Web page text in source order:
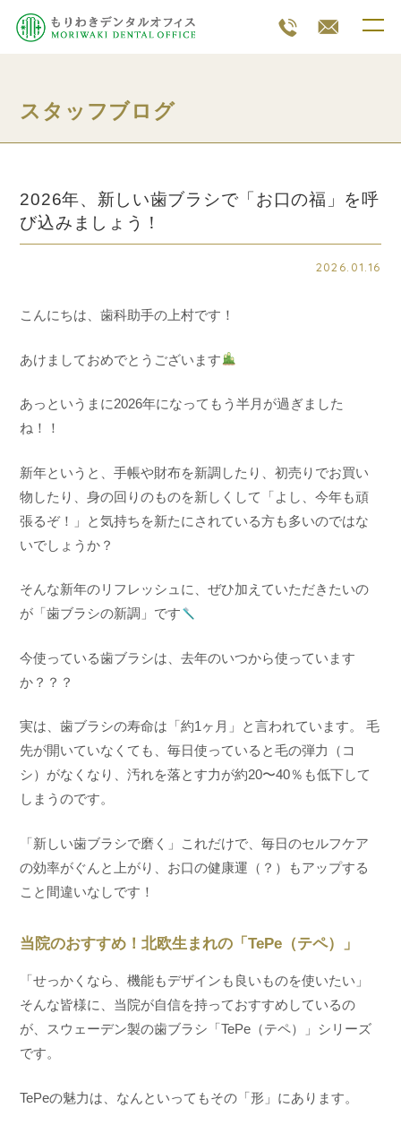
スタッフブログ
2026年、新しい歯ブラシで「お口の福」を呼
び込みましょう！
2026.01.16
こんにちは、歯科助手の上村です！
あけましておめでとうございます
あっというまに2026年になってもう半月が過ぎました
ね！！
新年というと、手帳や財布を新調したり、初売りでお買い
物したり、身の回りのものを新しくして「よし、今年も頑
張るぞ！」と気持ちを新たにされている方も多いのではな
いでしょうか？
そんな新年のリフレッシュに、ぜひ加えていただきたいの
が「歯ブラシの新調」です
今使っている歯ブラシは、去年のいつから使っています
か？？？
実は、歯ブラシの寿命は「約1ヶ月」と言われています。 毛
先が開いていなくても、毎日使っていると毛の弾力（コ
シ）がなくなり、汚れを落とす力が約20〜40％も低下して
しまうのです。
「新しい歯ブラシで磨く」これだけで、毎日のセルフケア
の効率がぐんと上がり、お口の健康運（？）もアップする
こと間違いなしです！
当院のおすすめ！北欧生まれの「TePe（テペ）」
「せっかくなら、機能もデザインも良いものを使いたい」
そんな皆様に、当院が自信を持っておすすめしているの
が、スウェーデン製の歯ブラシ「TePe（テペ）」シリーズ
です。
TePeの魅力は、なんといってもその「形」にあります。